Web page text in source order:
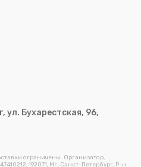
ограничены. Организатор,
192071, Мг. Санкт-Петербург, Р-н.
ул. Бухарестская, 96,